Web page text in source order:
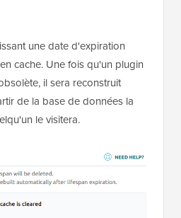
une date d'expiration
cache. Une fois qu'un plugin
il sera reconstruit
de la base de données la
le visitera.